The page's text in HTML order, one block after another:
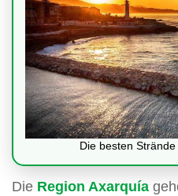
Die besten
Die Region Axarquía